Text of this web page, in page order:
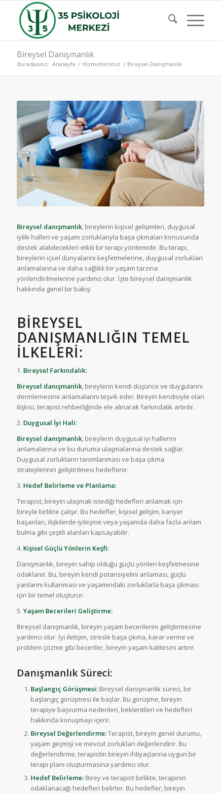
Bireysel Danışmanlık
Buradasınız: Anasayfa / Hizmetlerimiz / Bireysel Danışmanlık
Bireysel danışmanlık, bireylerin kişisel gelişimleri, duygusal
iyilik halleri ve yaşam zorluklarıyla başa çıkmaları konusunda
destek alabilecekleri etkili bir terapi yöntemidir. Bu terapi,
bireylerin içsel dünyalarını keşfetmelerine, duygusal zorlukları
anlamalarına ve daha sağlıklı bir yaşam tarzına
yönlendirilmelerine yardımcı olur. İşte bireysel danışmanlık
hakkında genel bir bakış:
BIREYSEL
DANIŞMANLIĞIN TEMEL
İLKELERI:
1. Bireysel Farkındalık:
Bireysel danışmanlık, bireylerin kendi düşünce ve duygularını
derinlemesine anlamalarını teşvik eder. Bireyin kendisiyle olan
ilişkisi, terapist rehberliğinde ele alınarak farkındalık artırılır.
2. Duygusal İyi Hali:
Bireysel danışmanlık, bireylerin duygusal iyi hallerini
anlamalarına ve bu duruma ulaşmalarına destek sağlar.
Duygusal zorlukların tanımlanması ve başa çıkma
stratejilerinin geliştirilmesi hedeflenir.
3. Hedef Belirleme ve Planlama:
Terapist, bireyin ulaşmak istediği hedefleri anlamak için
bireyle birlikte çalışır. Bu hedefler, kişisel gelişim, kariyer
başarıları, ilişkilerde iyileşme veya yaşamda daha fazla anlam
bulma gibi çeşitli alanları kapsayabilir.
4. Kişisel Güçlü Yönlerin Keşfi:
Danışmanlık, bireyin sahip olduğu güçlü yönleri keşfetmesine
odaklanır. Bu, bireyin kendi potansiyelini anlaması, güçlü
yanlarını kullanması ve yaşamındaki zorluklarla başa çıkması
için bir temel oluşturur.
5. Yaşam Becerileri Geliştirme:
Bireysel danışmanlık, bireyin yaşam becerilerini geliştirmesine
yardımcı olur. İyi iletişim, stresle başa çıkma, karar verme ve
problem çözme gibi beceriler, bireyin yaşam kalitesini artırır.
Danışmanlık Süreci:
Başlangıç Görüşmesi:Bireysel danışmanlık süreci, bir
başlangıç görüşmesi ile başlar. Bu görüşme, bireyin
terapiye başvurma nedenleri, beklentileri ve hedefleri
hakkında konuşmayı içerir.
Bireysel Değerlendirme:Terapist, bireyin genel durumu,
yaşam geçmişi ve mevcut zorlukları değerlendirir. Bu
değerlendirme, terapistin bireyin ihtiyaçlarına uygun bir
terapi planı oluşturmasına yardımcı olur.
Hedef Belirleme:Birey ve terapist birlikte, terapinin
odaklanacağı hedefleri belirler. Bu hedefler, bireyin